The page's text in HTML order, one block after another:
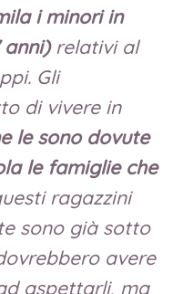
i minori in
anni)relativi al
Gli
di vivere in
le sono dovute
le famiglie che
ragazzini
sono già sotto
avere
aspettarli, ma